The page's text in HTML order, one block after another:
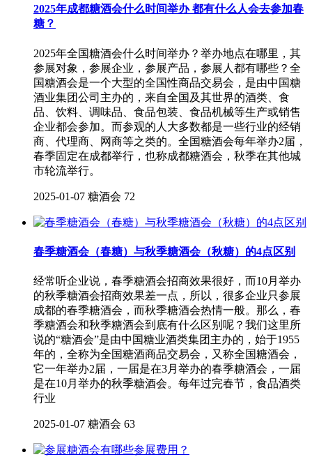
2025年成都糖酒会什么时间举办 都有什么人会去参加春
糖？
2025年全国糖酒会什么时间举办？举办地点在哪里，其
参展对象，参展企业，参展产品，参展人都有哪些？全
国糖酒会是一个大型的全国性商品交易会，是由中国糖
酒业集团公司主办的，来自全国及其世界的酒类、食
品、饮料、调味品、食品包装、食品机械等生产或销售
企业都会参加。而参观的人大多数都是一些行业的经销
商、代理商、网商等之类的。全国糖酒会每年举办2届，
春季固定在成都举行，也称成都糖酒会，秋季在其他城
市轮流举行。
2025-01-07 糖酒会 72
春季糖酒会（春糖）与秋季糖酒会（秋糖）的4点区别
经常听企业说，春季糖酒会招商效果很好，而10月举办
的秋季糖酒会招商效果差一点，所以，很多企业只参展
成都的春季糖酒会，而秋季糖酒会热情一般。那么，春
季糖酒会和秋季糖酒会到底有什么区别呢？我们这里所
说的“糖酒会”是由中国糖业酒类集团主办的，始于1955
年的，全称为全国糖酒商品交易会，又称全国糖酒会，
它一年举办2届，一届是在3月举办的春季糖酒会，一届
是在10月举办的秋季糖酒会。每年过完春节，食品酒类
行业
2025-01-07 糖酒会 63